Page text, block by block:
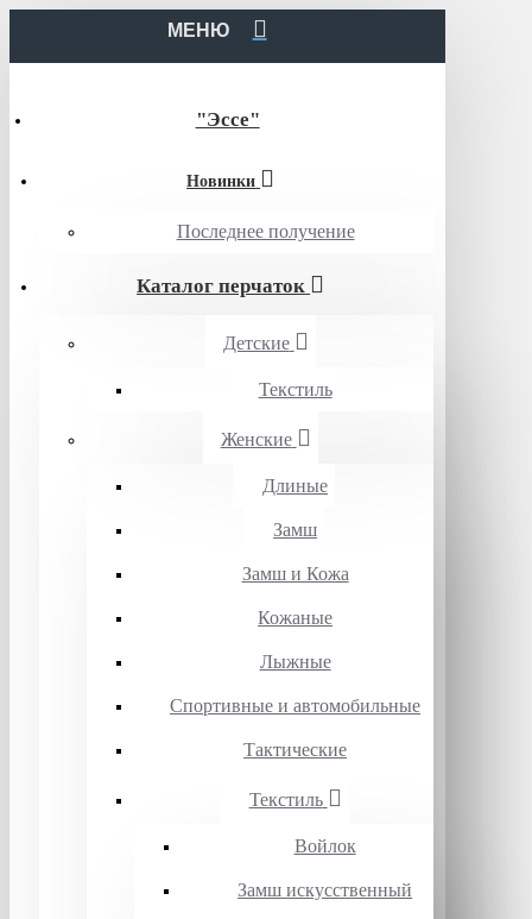
МЕНЮ
"Эссе"
Новинки
Последнее получение
Каталог перчаток
Детские
Текстиль
Женские
Длиные
Замш
Замш и Кожа
Кожаные
Лыжные
Спортивные и автомобильные
Тактические
Текстиль
Войлок
Замш искусственный